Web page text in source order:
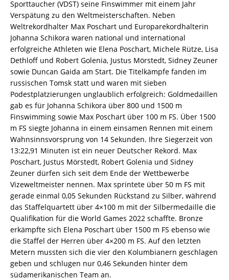
Sporttaucher (VDST) seine Finswimmer mit einem Jahr
Verspätung zu den Weltmeisterschaften. Neben
Weltrekordhalter Max Poschart und Europarekordhalterin
Johanna Schikora waren national und international
erfolgreiche Athleten wie Elena Poschart, Michele Rütze, Lisa
Dethloff und Robert Golenia, Justus Mörstedt, Sidney Zeuner
sowie Duncan Gaida am Start. Die Titelkämpfe fanden im
russischen Tomsk statt und waren mit sieben
Podestplatzierungen unglaublich erfolgreich: Goldmedaillen
gab es für Johanna Schikora über 800 und 1500 m
Finswimming sowie Max Poschart über 100 m FS. Über 1500
m FS siegte Johanna in einem einsamen Rennen mit einem
Wahnsinnsvorsprung von 14 Sekunden. Ihre Siegerzeit von
13:22,91 Minuten ist ein neuer Deutscher Rekord. Max
Poschart, Justus Mörstedt, Robert Golenia und Sidney
Zeuner dürfen sich seit dem Ende der Wettbewerbe
Vizeweltmeister nennen. Max sprintete über 50 m FS mit
gerade einmal 0,05 Sekunden Rückstand zu Silber, während
das Staffelquartett über 4×100 m mit der Silbermedaille die
Qualifikation für die World Games 2022 schaffte. Bronze
erkämpfte sich Elena Poschart über 1500 m FS ebenso wie
die Staffel der Herren über 4×200 m FS. Auf den letzten
Metern mussten sich die vier den Kolumbianern geschlagen
geben und schlugen nur 0,46 Sekunden hinter dem
südamerikanischen Team an.